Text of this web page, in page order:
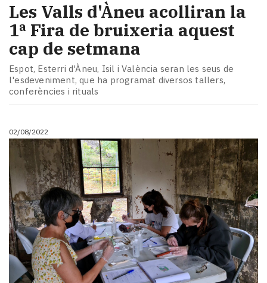
Les Valls d'Àneu acolliran la
1ª Fira de bruixeria aquest
cap de setmana
Espot, Esterri d'Àneu, Isil i València seran les seus de
l'esdeveniment, que ha programat diversos tallers,
conferències i rituals
02/08/2022